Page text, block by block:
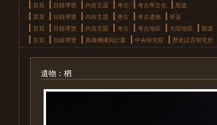
首頁 目錄導覽 內容主題 考古 考古學文化
殷虛
首頁
目錄導覽 內容主題 考古 考古遺物
骨器
首頁
目錄導覽 內容主題 考古 考古地區 大陸地區
殷虛
首頁
目錄導覽 典藏機構與計畫 中央研究院 歷史語言研究所
遺物：柶